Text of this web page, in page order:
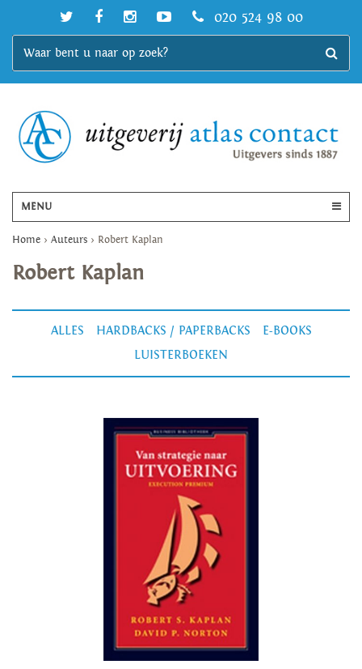
020 524 98 00
MENU
Home > Auteurs > Robert Kaplan
Robert Kaplan
ALLES HARDBACKS / PAPERBACKS
E-BOOKS
LUISTERBOEKEN